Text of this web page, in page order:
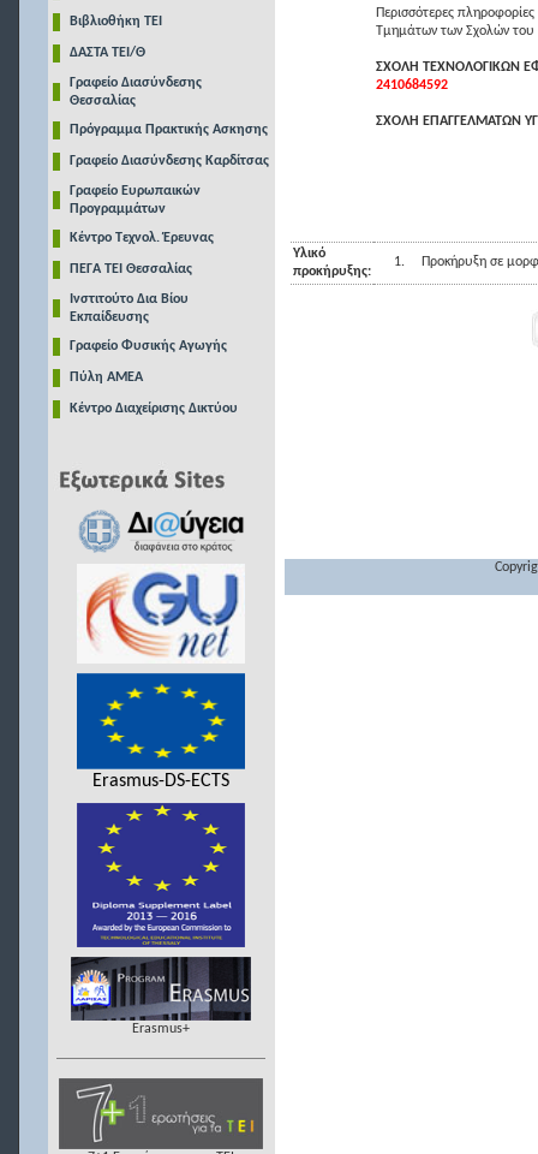
Βιβλιοθήκη ΤΕΙ
ΔΑΣΤΑ ΤΕΙ/Θ
Γραφείο Διασύνδεσης
Θεσσαλίας
Πρόγραμμα Πρακτικής Ασκησης
Γραφείο Διασύνδεσης Καρδίτσας
Γραφείο Ευρωπαικών
Προγραμμάτων
Κέντρο Τεχνολ. Έρευνας
ΠΕΓΑ ΤΕΙ Θεσσαλίας
Ινστιτούτο Δια Βίου
Εκπαίδευσης
Γραφείο Φυσικής Αγωγής
Πύλη ΑΜΕΑ
Κέντρο Διαχείρισης Δικτύου
Erasmus-DS-ECTS
Erasmus+
Περισσότερες
Τμημάτων των Σχολών του
ΣΧΟΛΗ ΤΕΧΝΟΛΟΓΙΚΩΝ
2410684592
ΣΧΟΛΗ ΕΠΑΓΓΕΛΜΑΤΩΝ
Υλικό
προκήρυξης:
1. Προκήρυξη σε